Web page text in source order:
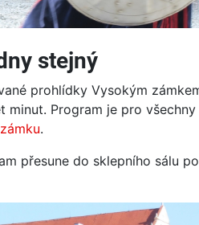
stejný
prohlídky Vysokým
minut. Program je pro
.
přesune do sklepního sálu